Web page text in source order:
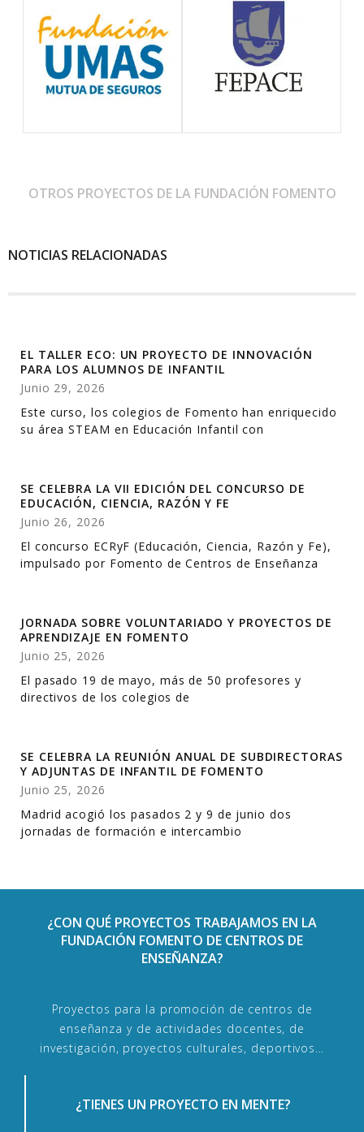
OTROS PROYECTOS DE LA FUNDACIÓN FOMENTO
NOTICIAS RELACIONADAS
EL TALLER ECO: UN PROYECTO DE INNOVACIÓN
PARA LOS ALUMNOS DE INFANTIL
Junio 29, 2026
Este curso, los colegios de Fomento han enriquecido
su área STEAM en Educación Infantil con
SE CELEBRA LA VII EDICIÓN DEL CONCURSO DE
EDUCACIÓN, CIENCIA, RAZÓN Y FE
Junio 26, 2026
El concurso ECRyF (Educación, Ciencia, Razón y Fe),
impulsado por Fomento de Centros de Enseñanza
JORNADA SOBRE VOLUNTARIADO Y PROYECTOS DE
APRENDIZAJE EN FOMENTO
Junio 25, 2026
El pasado 19 de mayo, más de 50 profesores y
directivos de los colegios de
SE CELEBRA LA REUNIÓN ANUAL DE SUBDIRECTORAS
Y ADJUNTAS DE INFANTIL DE FOMENTO
Junio 25, 2026
Madrid acogió los pasados 2 y 9 de junio dos
jornadas de formación e intercambio
¿CON QUÉ PROYECTOS TRABAJAMOS EN LA
FUNDACIÓN FOMENTO DE CENTROS DE
ENSEÑANZA?
Proyectos para la promoción de centros de
enseñanza y de actividades docentes, de
investigación, proyectos culturales, deportivos…
¿TIENES UN PROYECTO EN MENTE?